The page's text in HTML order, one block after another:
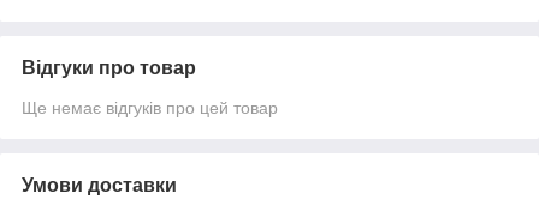
Відгуки про товар
Ще немає відгуків про цей товар
Умови доставки